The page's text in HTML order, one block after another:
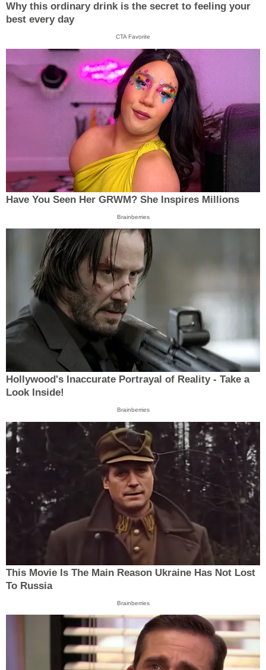
Why this ordinary drink is the secret to feeling your
best every day
CTA Favorite
Have You Seen Her GRWM? She Inspires Millions
Brainberries
Hollywood's Inaccurate Portrayal of Reality - Take a
Look Inside!
Brainberries
This Movie Is The Main Reason Ukraine Has Not Lost
To Russia
Brainberries